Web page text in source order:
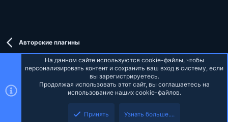
Авторские плагины
Russian (RU)
R
Верх
На данном сайте используются cookie-файлы, чтобы
персонализировать контент и сохранить ваш вход в систему, если
вы зарегистрируетесь.
Продолжая использовать этот сайт, вы соглашаетесь на
использование наших cookie-файлов.
Принять Узнать больше....